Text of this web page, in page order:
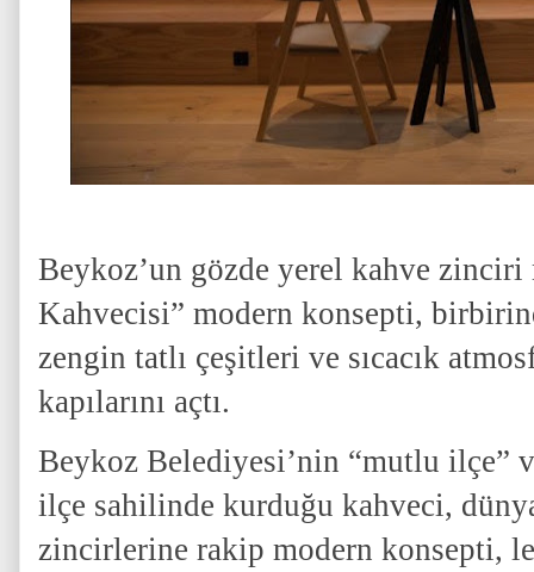
Beykoz’un gözde yerel kahve zinciri
Kahvecisi” modern konsepti,
zengin tatlı çeşitleri ve sıcacık
kapılarını açtı.
Beykoz Belediyesi’nin “mutlu ilçe”
ilçe sahilinde kurduğu kahveci,
zincirlerine rakip modern konsepti,